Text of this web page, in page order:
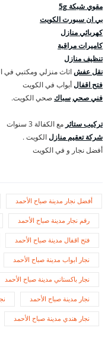
مقوي شبكة 5g
بي ان سبورت الكويت
كهربائي منازل
كاميرات مراقبة
تنظيف منازل
نقل عفشاثاث منزلي ومكتبي في
فتح اقفالأبواب في الكويت
فني صحيسباك صحي الكويت.
تركيب ستائر مع الكفالة 3 سنوات
شركة تعقيم منازلالكويت .
أفضل نجار و في الكويت
أفضل نجار مدينة صباح الأحمد
رقم نجار مدينة صباح الأحمد
فتح اقفال مدينة صباح الأحمد
نجار ابواب مدينة صباح الأحمد
نجار باكستاني مدينة صباح الأحمد
نجار مدينة صباح الأحمد
نجار هندي مدينة صباح الأحمد